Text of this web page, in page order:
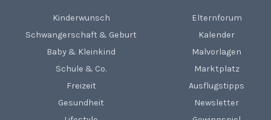
Kinderwunsch
Schwangerschaft & Geburt
Baby & Kleinkind
Schule & Co.
Freizeit
Gesundheit
Elternforum
Kalender
Malvorlagen
Marktplatz
Ausflugstipps
Newsletter